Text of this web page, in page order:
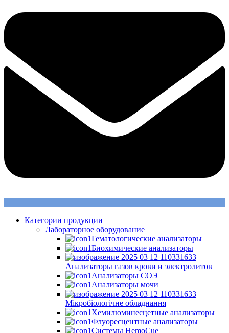
Категории продукции
Лабораторное оборудование
Гематологические анализаторы
Биохимические анализаторы
Анализаторы газов крови и электролитов
Анализаторы СОЭ
Анализаторы мочи
Мікробіологічне обладнання
Хемилюминесцетные анализаторы
Флуоресцентные анализаторы
Системы HemoCue